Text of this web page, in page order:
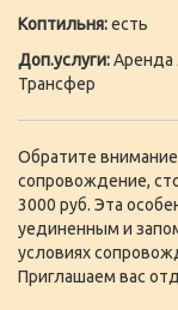
Коптильня:есть
Доп.услуги:Аренда
Трансфер
Обратите
сопровождение,
3000 руб. Эта
уединенным и
условиях
Приглашаем вас